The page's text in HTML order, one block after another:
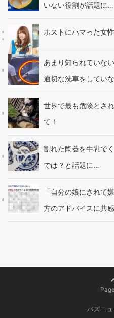
いない役割が話題に…
ホストにハマった女
あまり知られていな
適切な洗車をしてい
世界で最も危険とさ
て！
割れた陶器を牛乳で
では？と話題に…
「自分の娘にされて
方のアドバイスに共
バズニ